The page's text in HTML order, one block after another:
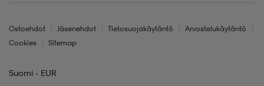
Ostoehdot Jäsenehdot Tietosuojakäytäntö
Arvostelukäytäntö
Cookies
Sitemap
Suomi - EUR